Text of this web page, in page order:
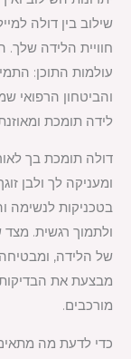
שילוב בין דולה
חוויית הלידה שלך.
עולמות התוכן:
והביטחון הרפואי
לידה תומכת
דולה תומכת בך
ומעניקה לך ולבן
בטכניקות לנשימה
ולתמוך רגשית.
של הלידה,
מבצעת את הבדיקות
מורכבים.
כדי לדעת מה